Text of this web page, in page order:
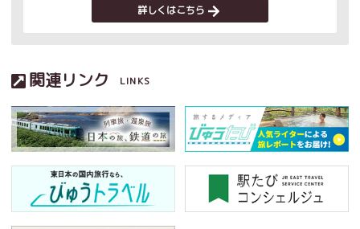
詳しくはこちら
関連リンク LINKS